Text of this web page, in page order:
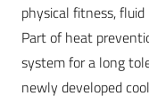
physical fitness,
Part of heat
system for a long
newly developed